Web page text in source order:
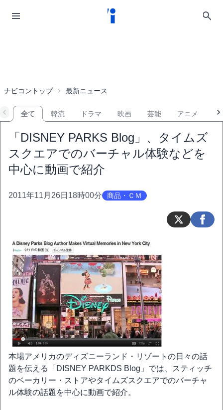
ナビコントップ 最新ニュース
全て 韓流 ドラマ 映画 芸能 アニメ
「DISNEY PARKS Blog」、タイムズ
スクエアでのバーチャル体験などを
中心に動画で紹介
2011年11月26日18時00分 商品・ＣＭ
本場アメリカのディズニーランド・リゾートの日々の話
題を伝える「DISNEY PARKDS Blog」では、スティッチ
のベーカリー・ストアやタイムズスクエアでのバーチャ
ル体験の話題を中心に動画で紹介。